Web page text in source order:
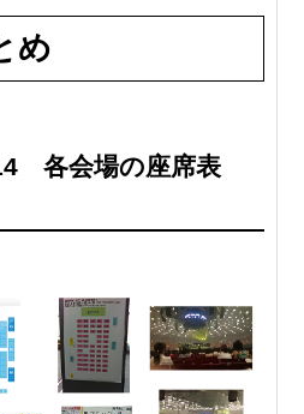
め
各会場の座席表